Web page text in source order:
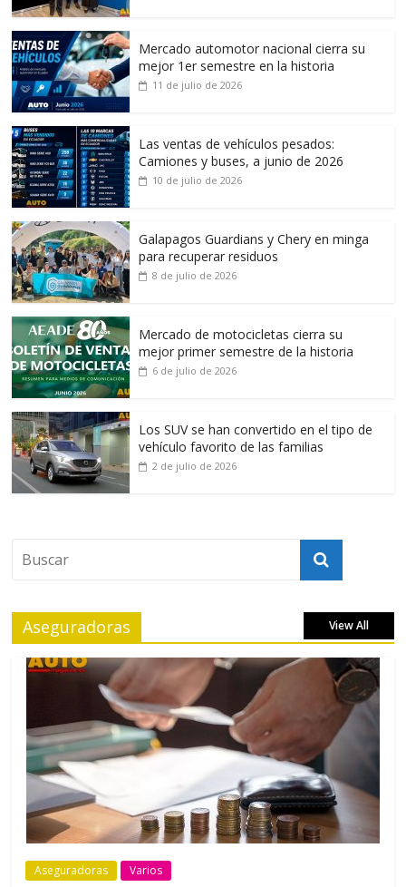
Mercado automotor nacional cierra su
mejor 1er semestre en la historia
11 de julio de 2026
Las ventas de vehículos pesados:
Camiones y buses, a junio de 2026
10 de julio de 2026
Galapagos Guardians y Chery en minga
para recuperar residuos
8 de julio de 2026
Mercado de motocicletas cierra su
mejor primer semestre de la historia
6 de julio de 2026
Los SUV se han convertido en el tipo de
vehículo favorito de las familias
2 de julio de 2026
Aseguradoras View All
Aseguradoras Varios